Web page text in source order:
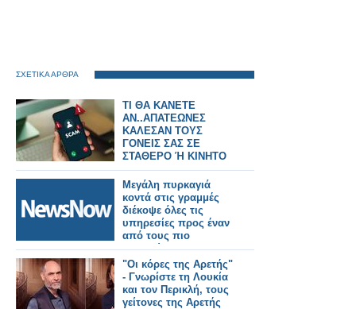
ΣΧΕΤΙΚΑ ΑΡΘΡΑ
ΤΙ ΘΑ ΚΑΝΕΤΕ
ΑΝ..ΑΠΑΤΕΩΝΕΣ
ΚΑΛΕΣΑΝ ΤΟΥΣ
ΓΟΝΕΙΣ ΣΑΣ ΣΕ
ΣΤΑΘΕΡΟ Ή ΚΙΝΗΤΟ
Μεγάλη πυρκαγιά
κοντά στις γραμμές
διέκοψε όλες τις
υπηρεσίες προς έναν
από τους πιο
πολυσύχναστους
σιδηροδρομικούς
σταθμούς του
Λονδίνου.
"Οι κόρες της Αρετής"
- Γνωρίστε τη Λουκία
και τον Περικλή, τους
γείτονες της Αρετής